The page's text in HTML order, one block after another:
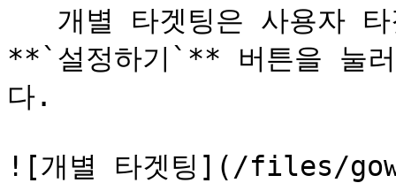
**`설정하기`** 버튼을 눌
다.
![개별 타겟팅](/files/